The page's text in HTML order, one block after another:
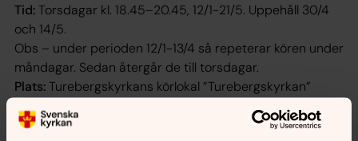
Tid:Torsdagar kl. 18.45–20.45, 12/1-21/5. Uppehåll 30/4
och 14/5.
Obs – under perioden 12/1-13/4 så repeterar kören under
måndagar. Sedan återgår de till torsdagar.
Plats:Turebergskyrkans körlokal ”Turebergskyrkan”
catharinaviolinist@gmail.com